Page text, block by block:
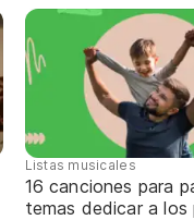
Listas musicales
16 canciones para
temas dedicar a los